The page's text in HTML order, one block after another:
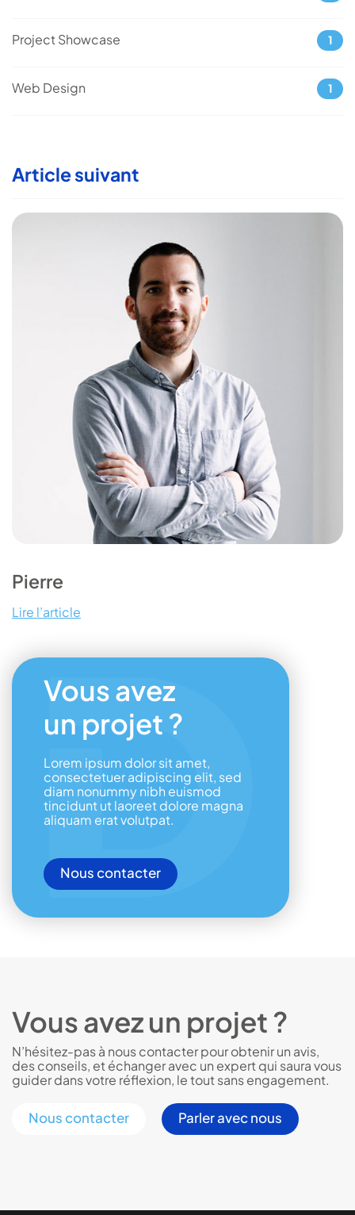
Project Showcase 1
Web Design 1
Article suivant
Pierre
Lire l’article
Vous avez
un projet ?
Lorem ipsum dolor sit amet,
consectetuer adipiscing elit, sed
diam nonummy nibh euismod
tincidunt ut laoreet dolore magna
aliquam erat volutpat.
Nous contacter
Vous avez un projet ?
N’hésitez-pas à nous contacter pour obtenir un avis,
des conseils, et échanger avec un expert qui saura vous
guider dans votre réflexion, le tout sans engagement.
Nous contacter Parler avec nous